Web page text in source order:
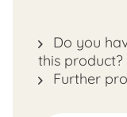
Do you
this product?
Further